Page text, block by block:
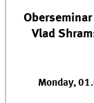
Vlad
Monday,